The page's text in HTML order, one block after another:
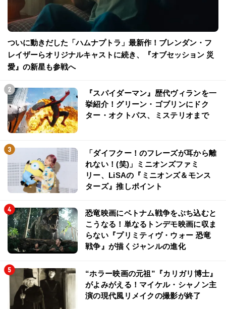
ついに動きだした「ハムナプトラ」最新作！ブレンダン・フ
レイザーらオリジナルキャストに続き、『オブセッション 災
愛』の新星も参戦へ
『スパイダーマン』歴代ヴィランを一
挙紹介！グリーン・ゴブリンにドク
ター・オクトパス、ミステリオまで
「ダイフクー！のフレーズが耳から離
れない！(笑)」ミニオンズファミ
リー、LiSAの『ミニオンズ＆モンス
ターズ』推しポイント
恐竜映画にベトナム戦争をぶち込むと
こうなる！単なるトンデモ映画に収ま
らない『プリミティヴ・ウォー 恐竜
戦争』が描くジャンルの進化
“ホラー映画の元祖”『カリガリ博士』
がよみがえる！マイケル・シャノン主
演の現代風リメイクの撮影が終了